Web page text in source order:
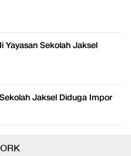
Yayasan Sekolah Jaksel
Jaksel Diduga Impor